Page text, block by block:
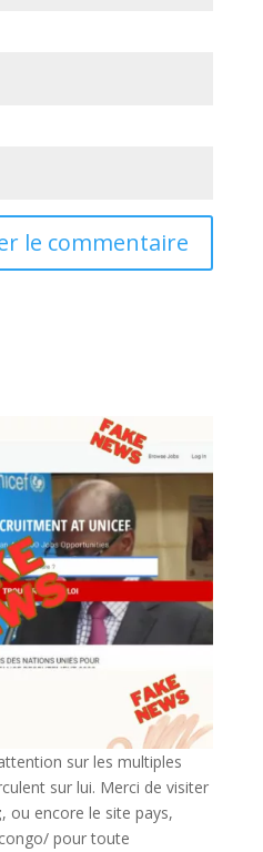
sur les multiples
sur lui. Merci de visiter
, ou encore le site pays,
pour toute